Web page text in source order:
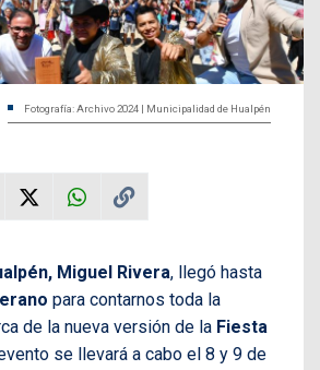
Fotografía: Archivo 2024 | Municipalidad de Hualpén
Miguel Rivera, llegó hasta
para contarnos toda la
de la nueva versión de la Fiesta
se llevará a cabo el 8 y 9 de